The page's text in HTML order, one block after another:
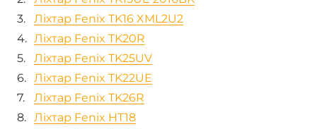
Ліхтар Fenix TK16 XML2U2
Ліхтар Fenix TK20R
Ліхтар Fenix TK25UV
Ліхтар Fenix TK22UE
Ліхтар Fenix TK26R
Ліхтар Fenix HT18